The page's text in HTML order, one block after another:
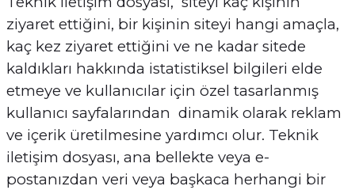
ziyaret ettiğini, bir kişinin siteyi hangi amaçla,
kaç kez ziyaret ettiğini ve ne kadar sitede
kaldıkları hakkında istatistiksel bilgileri elde
etmeye ve kullanıcılar için özel tasarlanmış
kullanıcı sayfalarından dinamik olarak reklam
ve içerik üretilmesine yardımcı olur. Teknik
iletişim dosyası, ana bellekte veya e-
postanızdan veri veya başkaca herhangi bir